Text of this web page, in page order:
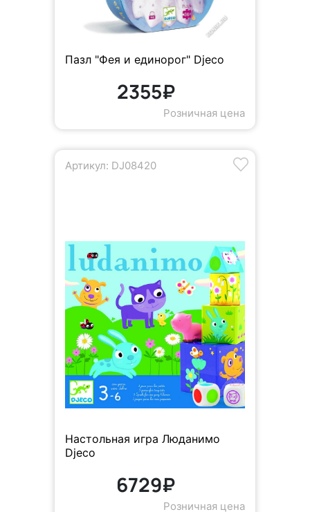
Пазл "Фея и единорог" Djeco
2355₽
Розничная цена
Артикул: DJ08420
Настольная игра Люданимо
Djeco
6729₽
Розничная цена